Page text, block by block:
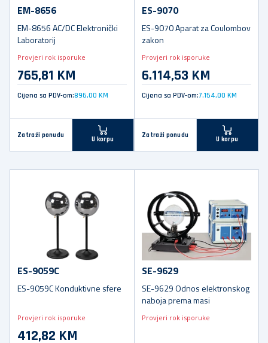
EM-8656
EM-8656 AC/DC Elektronički
Laboratorij
Provjeri rok isporuke
765,81 KM
Cijena sa PDV-om:896,00 KM
Zatraži ponudu
U korpu
ES-9070
ES-9070 Aparat za Coulombov
zakon
Provjeri rok isporuke
6.114,53 KM
Cijena sa PDV-om:7.154,00 KM
Zatraži ponudu
U korpu
ES-9059C
ES-9059C Konduktivne sfere
Provjeri rok isporuke
412,82 KM
SE-9629
SE-9629 Odnos elektronskog
naboja prema masi
Provjeri rok isporuke